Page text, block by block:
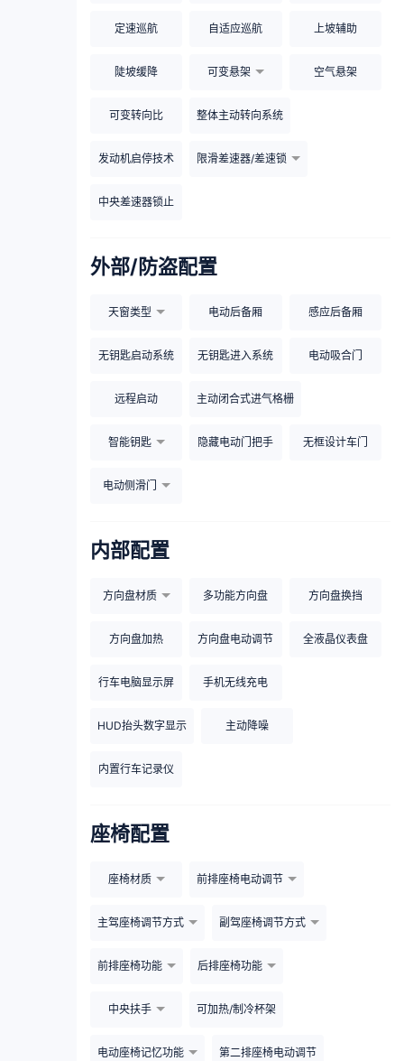
定速巡航 自适应巡航 上坡辅助
陡坡缓降 可变悬架 空气悬架
可变转向比 整体主动转向系统
发动机启停技术 限滑差速器/差速锁
中央差速器锁止
外部/防盗配置
天窗类型 电动后备厢 感应后备厢
无钥匙启动系统 无钥匙进入系统 电动吸合门
远程启动 主动闭合式进气格栅
智能钥匙 隐藏电动门把手 无框设计车门
电动侧滑门
内部配置
方向盘材质 多功能方向盘 方向盘换挡
方向盘加热 方向盘电动调节 全液晶仪表盘
行车电脑显示屏 手机无线充电
HUD抬头数字显示 主动降噪
内置行车记录仪
座椅配置
座椅材质 前排座椅电动调节
主驾座椅调节方式 副驾座椅调节方式
前排座椅功能 后排座椅功能
中央扶手 可加热/制冷杯架
电动座椅记忆功能 第二排座椅电动调节